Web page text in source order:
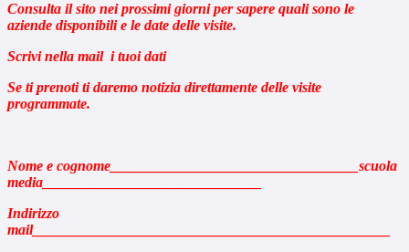
Consulta il sito nei prossimi giorni per sapere quali sono le
aziende disponibili e le date delle visite.
Scrivi nella mail i tuoi dati
Se ti prenoti ti daremo notizia direttamente delle visite
programmate.
Nome e cognome__________________________________scuola
media______________________________
Indirizzo
mail_________________________________________________